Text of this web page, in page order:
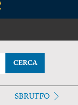
CERCA
SBRUFFO